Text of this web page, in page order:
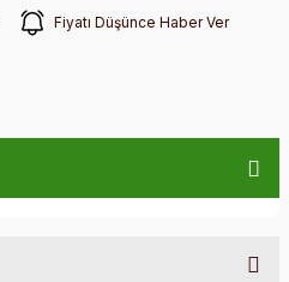
Fiyatı Düşünce Haber Ver